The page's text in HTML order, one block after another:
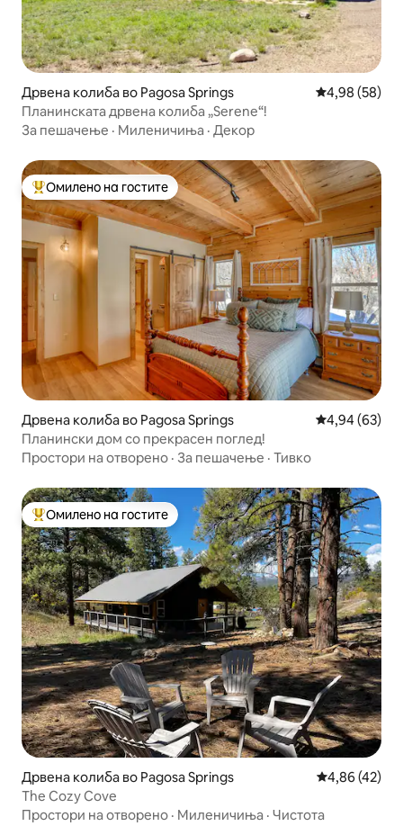
Дрвена колиба во Pagosa Springs Просечна
4,98 (58)
Планинската дрвена колиба „Serene“!
За пешачење · Миленичиња · Декор
Меѓу најуспешните „Омилени на гостите“
Омилено на гостите
Дрвена колиба во Pagosa Springs Просечна
4,94 (63)
Планински дом со прекрасен поглед!
Простори на отворено · За пешачење · Тивко
Меѓу најуспешните „Омилени на гостите“
Омилено на гостите
Дрвена колиба во Pagosa Springs Просечна
4,86 (42)
The Cozy Cove
Простори на отворено · Миленичиња · Чистота